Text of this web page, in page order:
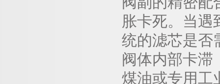
胀卡死。当遇
统的滤芯是否
阀体内部卡滞
煤油或专用工